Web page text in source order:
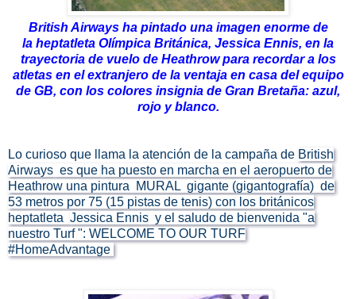
British Airways ha pintado una imagen enorme de
la heptatleta Olímpica Británica, Jessica Ennis, en la
trayectoria de vuelo de Heathrow para recordar a los
atletas en el extranjero de la ventaja en casa del equipo
de GB, con los colores insignia de Gran Bretaña: azul,
rojo y blanco.
Lo curioso que llama la atención de la campaña de British
Airways es que ha puesto en marcha en el aeropuerto de
Heathrow una pintura MURAL gigante (gigantografía) de
53 metros por 75 (15 pistas de tenis) con los británicos
heptatleta Jessica Ennis y el saludo de bienvenida "a
nuestro Turf ": WELCOME TO OUR TURF
#HomeAdvantage